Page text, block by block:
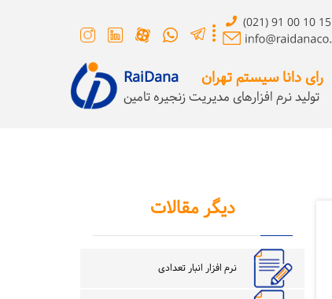
(021) 91 00 10 15
رای دانا سیستم تهران RaiDana
تولید نرم افزارهای مدیریت زنجیره تامین
دیگر مقالات
نرم افزار انبار تعدادی